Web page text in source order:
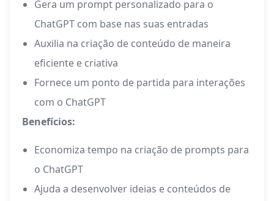
Gera um prompt personalizado para o
ChatGPT com base nas suas entradas
Auxilia na criação de conteúdo de maneira
eficiente e criativa
Fornece um ponto de partida para interações
com o ChatGPT
Benefícios:
Economiza tempo na criação de prompts para
o ChatGPT
Ajuda a desenvolver ideias e conteúdos de